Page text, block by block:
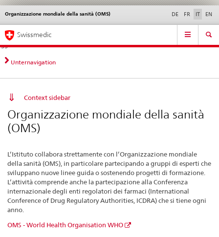
Navigazione
diretta:
novità,
aspetti
contatto
Novità &
norme
Contatto | Supporto &
aiuto
Organizzazione mondiale della sanità (OMS) DE FR IT EN
Service
Navigation
Swissmedic
Unternavigation
Context sidebar
Organizzazione mondiale della sanità
(OMS)
L’Istituto collabora strettamente con l’Organizzazione mondiale
della sanità (OMS), in particolare partecipando a gruppi di esperti che
sviluppano nuove linee guida o sostenendo progetti di formazione.
L’attività comprende anche la partecipazione alla Conferenza
internazionale degli enti regolatori dei farmaci (International
Conference of Drug Regulatory Authorities, ICDRA) che si tiene ogni
anno.
OMS - World Health Organisation WHO